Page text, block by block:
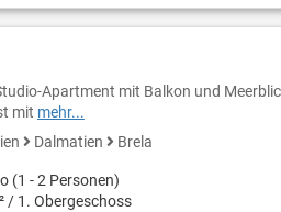
Apartment mit Balkon und
mit mehr...
Dalmatien Brela
(1 - 2 Personen)
/ 1. Obergeschoss